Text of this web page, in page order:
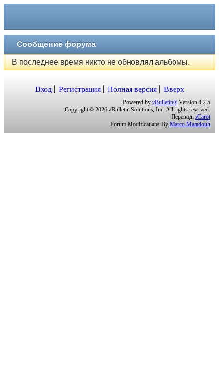
Сообщение форума
В последнее время никто не обновлял альбомы.
Вход Регистрация Полная версия Вверх
Powered by vBulletin® Version 4.2.5
Copyright © 2026 vBulletin Solutions, Inc. All rights reserved.
Перевод: zCarot
Forum Modifications By Marco Mamdouh